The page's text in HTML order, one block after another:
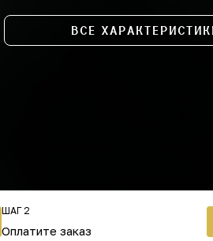
ВСЕ
ШАГ 2
Оплатите заказ